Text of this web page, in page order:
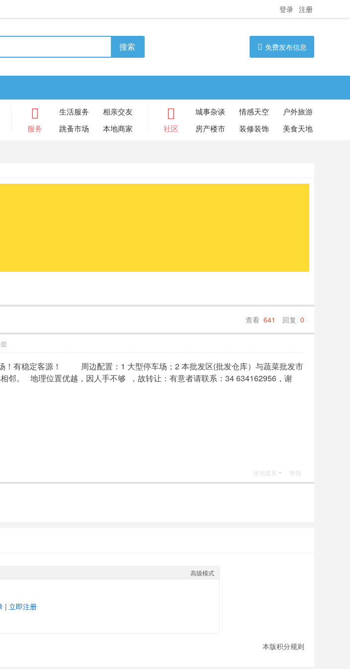
登录 注册
搜索 免费发布信息
服务
生活服务
相亲交友
跳蚤市场
本地商家 社区
城事杂谈 情感天空
户外旅游
房产楼市
装修装饰 美食天地
查看 641 回复 0
！有稳定客源！ 周边配置：1 大型停车场；2 本批发区(批发仓库）与蔬菜批发市
邻。 地理位置优越，因人手不够 ，故转让：有意者请联系：34 634162956，谢
使用道具 举报
高级模式
| 立即注册
本版积分规则